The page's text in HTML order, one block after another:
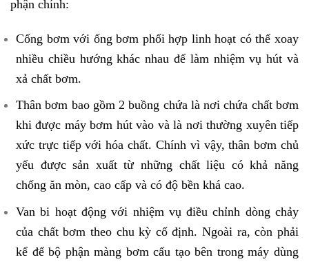
phận chính:
Cổng bơm với ống bơm phối hợp linh hoạt có thể xoay
nhiều chiều hướng khác nhau để làm nhiệm vụ hút và
xả chất bơm.
Thân bơm bao gồm 2 buồng chứa là nơi chứa chất bơm
khi được máy bơm hút vào và là nơi thường xuyên tiếp
xức trực tiếp với hóa chất. Chính vì vậy, thân bơm chủ
yếu được sản xuất từ những chất liệu có khả năng
chống ăn mòn, cao cấp và có độ bền khá cao.
Van bi hoạt động với nhiệm vụ điều chỉnh dòng chảy
của chất bơm theo chu kỳ cố định. Ngoài ra, còn phải
kể để bộ phận màng bơm cấu tạo bên trong máy dùng